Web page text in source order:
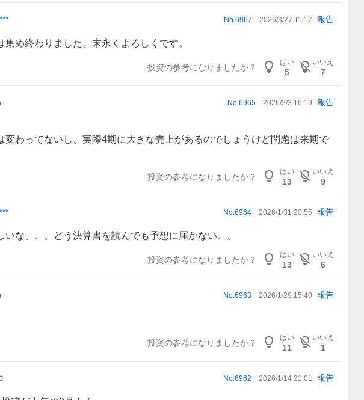
No. 6967 2026/3/27 11:17 報告
集め終わりました。末永くよろしくです。
投資の参考になりましたか？
はい
5
いいえ
7
No. 6965 2026/2/3 16:19 報告
変わってないし、実際4期に大きな売上があるのでしょうけど問題は来期で
投資の参考になりましたか？
はい
13
いいえ
9
No. 6964 2026/1/31 20:55 報告
いな、、、どう決算書を読んでも予想に届かない、、
投資の参考になりましたか？
はい
13
いいえ
6
No. 6963 2026/1/29 15:40 報告
投資の参考になりましたか？
はい
11
いいえ
1
No. 6962 2026/1/14 21:01 報告